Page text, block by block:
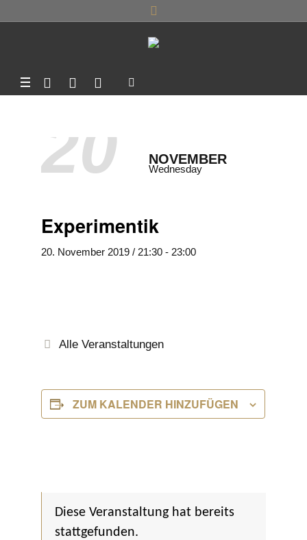
20 NOVEMBER
Wednesday
Experimentik
20. November 2019 / 21:30 - 23:00
Alle Veranstaltungen
ZUM KALENDER HINZUFÜGEN
Diese Veranstaltung hat bereits
stattgefunden.